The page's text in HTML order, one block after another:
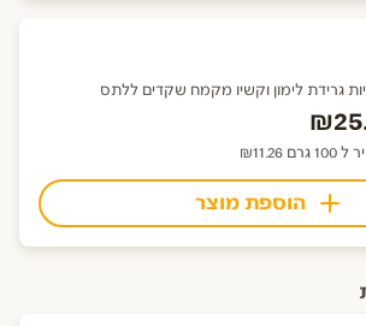
גרידת לימון וקשיו מקמח שקדים ללתס
גרם ₪11.26
הוספת מוצר